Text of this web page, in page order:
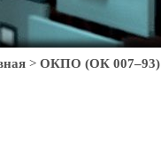
> ОКПО (ОК 007–93)